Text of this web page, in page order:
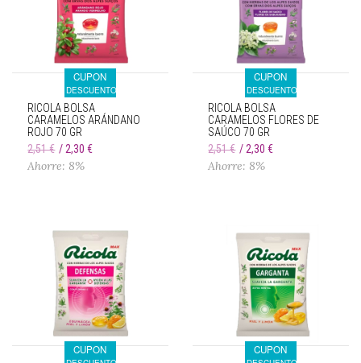
CUPON
DESCUENTO
RICOLA BOLSA
CARAMELOS ARÁNDANO
ROJO 70 GR
2,51 €
2,30 €
Ahorre: 8%
CUPON
DESCUENTO
RICOLA BOLSA
CARAMELOS FLORES DE
SAÚCO 70 GR
2,51 €
2,30 €
Ahorre: 8%
CUPON CUPON